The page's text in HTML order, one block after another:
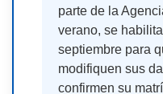
parte de la
verano, se
septiembre para
modifiquen sus
confirmen su